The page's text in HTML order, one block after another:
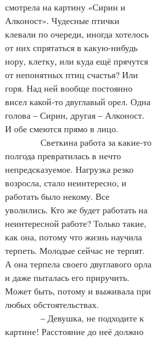
смотрела на картину «Сирин и
Алконост». Чудесные птички
клевали по очереди, иногда хотелось
от них спрятаться в какую-нибудь
нору, клетку, или куда ещё прячутся
от непонятных птиц счастья? Или
горя. Над ней вообще постоянно
висел какой-то двуглавый орел. Одна
голова – Сирин, другая – Алконост.
И обе смеются прямо в лицо.
Светкина работа за какие-то
полгода превратилась в нечто
непредсказуемое. Нагрузка резко
возросла, стало неинтересно, и
работать было некому. Все
уволились. Кто же будет работать на
неинтересной работе? Только такие,
как она, потому что жизнь научила
терпеть. Молодые сейчас не терпят.
А она терпела своего двуглавого орла
и даже пыталась его приручить.
Может быть, потому и выживала при
любых обстоятельствах.
– Девушка, не подходите к
картине! Расстояние до неё должно